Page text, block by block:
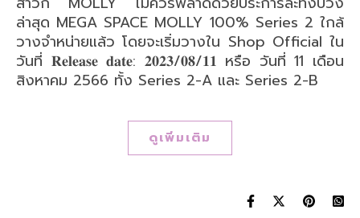
ล่าสุด MEGA SPACE MOLLY 100% Series 2 ใกล้
วางจำหน่ายแล้ว โดยจะเริ่มวางใน Shop Official ใน
วันที่ 𝐑𝐞𝐥𝐞𝐚𝐬𝐞 𝐝𝐚𝐭𝐞: 𝟐𝟎𝟐𝟑/𝟎𝟖/𝟏𝟏 หรือ วันที่ 11 เดือน
สิงหาคม 2566 ทั้ง Series 2-A และ Series 2-B
ดูเพิ่มเติม